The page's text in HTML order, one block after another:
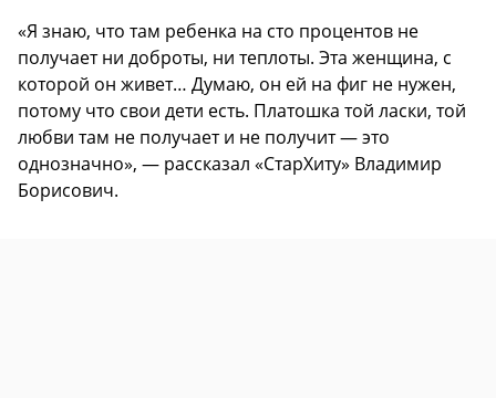
«Я знаю, что там ребенка на сто процентов не
получает ни доброты, ни теплоты. Эта женщина, с
которой он живет… Думаю, он ей на фиг не нужен,
потому что свои дети есть. Платошка той ласки, той
любви там не получает и не получит — это
однозначно», — рассказал «СтарХиту» Владимир
Борисович.